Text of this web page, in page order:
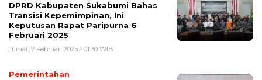
DPRD Kabupaten Sukabumi Bahas
Transisi Kepemimpinan, Ini
Keputusan Rapat Paripurna 6
Februari 2025
Jumat, 7 Februari 2025 - 01:30 WIB
Pemerintahan